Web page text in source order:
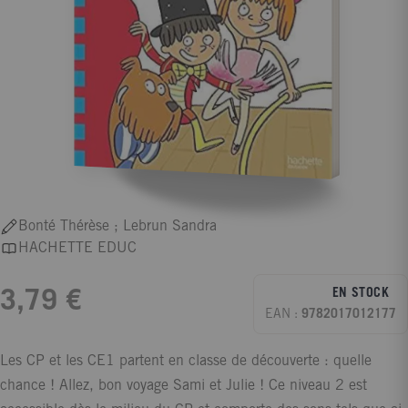
Bonté Thérèse ; Lebrun Sandra
HACHETTE EDUC
3,79 €
EN STOCK
EAN : 9782017012177
Les CP et les CE1 partent en classe de découverte : quelle
chance ! Allez, bon voyage Sami et Julie ! Ce niveau 2 est